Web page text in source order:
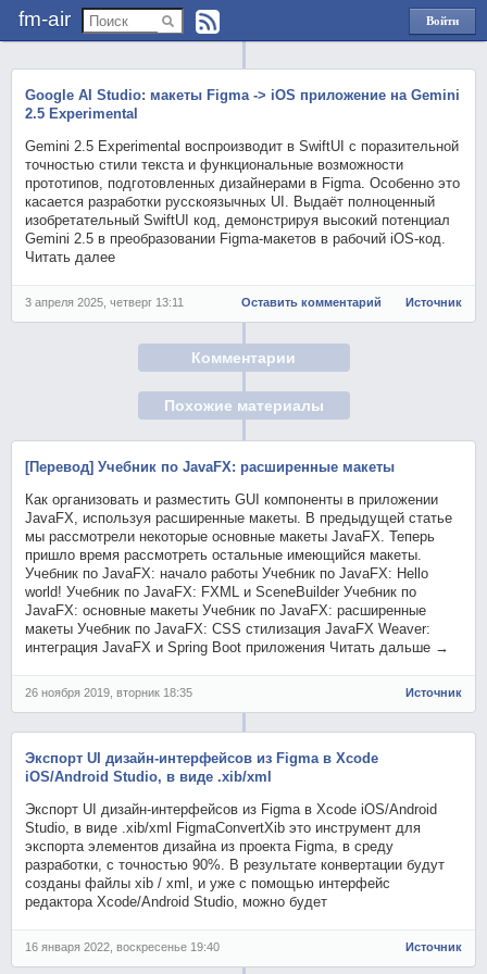
fm-air
Войти
через
Google AI Studio: макеты Figma -> iOS приложение на Gemini
2.5 Experimental
Gemini 2.5 Experimental воспроизводит в SwiftUI с поразительной
точностью стили текста и функциональные возможности
прототипов, подготовленных дизайнерами в Figma. Особенно это
касается разработки русскоязычных UI. Выдаёт полноценный
изобретательный SwiftUI код, демонстрируя высокий потенциал
Gemini 2.5 в преобразовании Figma-макетов в рабочий iOS-код.
Читать далее
3 апреля 2025, четверг 13:11 Оставить комментарий Источник
Комментарии
Похожие материалы
[Перевод] Учебник по JavaFX: расширенные макеты
Как организовать и разместить GUI компоненты в приложении
JavaFX, используя расширенные макеты. В предыдущей статье
мы рассмотрели некоторые основные макеты JavaFX. Теперь
пришло время рассмотреть остальные имеющийся макеты.
Учебник по JavaFX: начало работы Учебник по JavaFX: Hello
world! Учебник по JavaFX: FXML и SceneBuilder Учебник по
JavaFX: основные макеты Учебник по JavaFX: расширенные
макеты Учебник по JavaFX: CSS стилизация JavaFX Weaver:
интеграция JavaFX и Spring Boot приложения Читать дальше →
26 ноября 2019, вторник 18:35 Источник
Экспорт UI дизайн-интерфейсов из Figma в Xcode
iOS/Android Studio, в виде .xib/xml
Экспорт UI дизайн-интерфейсов из Figma в Xcode iOS/Android
Studio, в виде .xib/xml FigmaConvertXib это инструмент для
экспорта элементов дизайна из проекта Figma, в среду
разработки, с точностью 90%. В результате конвертации будут
созданы файлы xib / xml, и уже с помощью интерфейс
редактора Xcode/Android Studio, можно будет
16 января 2022, воскресенье 19:40 Источник